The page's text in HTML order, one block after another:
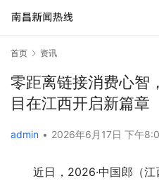
首页 资讯
零距离链接消费心智
目在江西开启新篇章
admin • 2026年6月17日 下午
近日，2026·中国郎（